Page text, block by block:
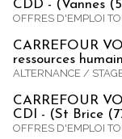
CDD - (Vannes
OFFRES D'EMPLOI
CARREFOUR
ressources
ALTERNANCE /
CARREFOUR
CDI - (St Brice
OFFRES D'EMPLOI